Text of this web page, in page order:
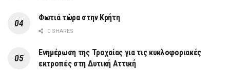
Φωτιά τώρα στην Κρήτη
0 SHARES
Ενημέρωση της Τροχαίας για τις κυκλοφοριακές
εκτροπές στη Δυτική Αττική